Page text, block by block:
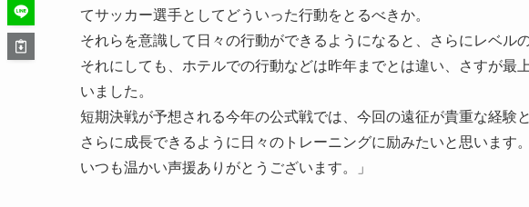
てサッカー選手としてどういった行動をとるべきか。
それらを意識して日々の行動ができるようになると、さらにレベル
それにしても、ホテルでの行動などは昨年までとは違い、さすが最
いました。
短期決戦が予想される今年の公式戦では、今回の遠征が貴重な経験
さらに成長できるように日々のトレーニングに励みたいと思います。
いつも温かい声援ありがとうございます。」